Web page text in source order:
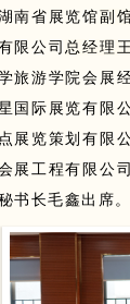
南省展览馆副
限公司总经理
旅游学院会展
国际展览有限
点展览策划有限
展工程有限公
书长毛鑫出席。